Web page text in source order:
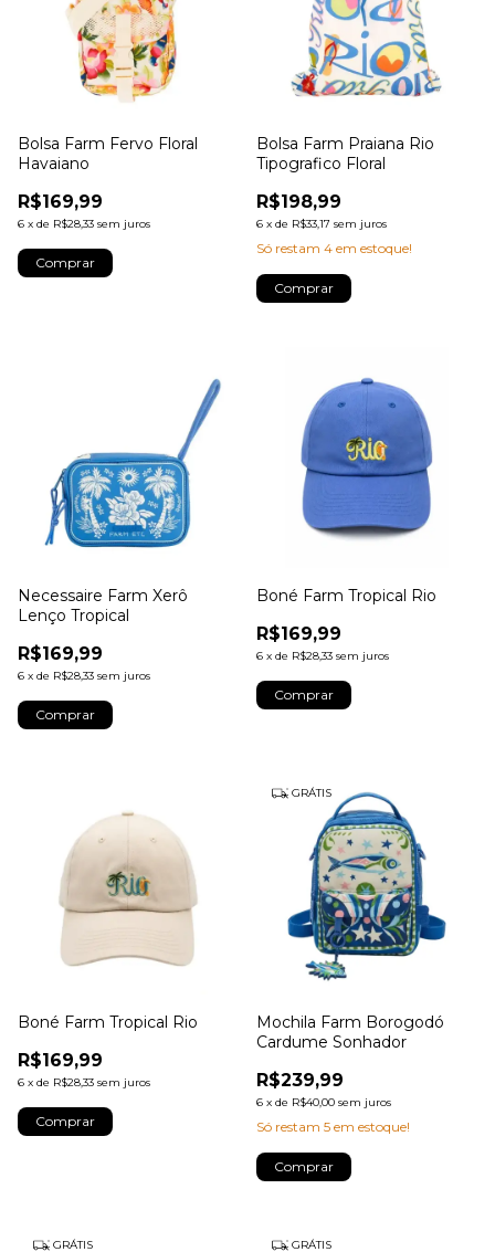
Bolsa Farm Fervo Floral
Havaiano
R$169,99
6 x de R$28,33 sem juros
Bolsa Farm Praiana Rio
Tipografico Floral
R$198,99
6 x de R$33,17 sem juros
Só restam 4 em estoque!
Necessaire Farm Xerô
Lenço Tropical
R$169,99
6 x de R$28,33 sem juros
Boné Farm Tropical Rio
R$169,99
6 x de R$28,33 sem juros
Boné Farm Tropical Rio
R$169,99
6 x de R$28,33 sem juros
GRÁTIS
Mochila Farm Borogodó
Cardume Sonhador
R$239,99
6 x de R$40,00 sem juros
Só restam 5 em estoque!
GRÁTIS GRÁTIS